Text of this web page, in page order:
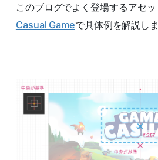
このブログでよく登場するアセッ
Casual Gameで具体例を解説しま